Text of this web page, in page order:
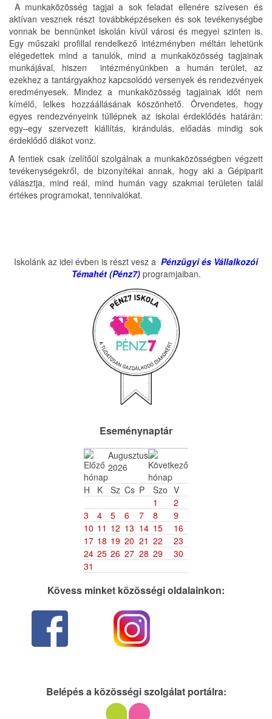
A munkaközösség tagjai a sok feladat ellenére szívesen és
aktívan vesznek részt továbbképzéseken és sok tevékenységbe
vonnak be bennünket iskolán kívül városi és megyei szinten is.
Egy műszaki profillal rendelkező intézményben méltán lehetünk
elégedettek mind a tanulók, mind a munkaközösség tagjainak
munkájával, hiszen intézményünkben a humán terület, az
ezekhez a tantárgyakhoz kapcsolódó versenyek és rendezvények
eredményesek. Mindez a munkaközösség tagjainak időt nem
kímélő, lelkes hozzáállásának köszönhető. Örvendetes, hogy
egyes rendezvényeink túllépnek az iskolai érdeklődés határán:
egy–egy szervezett kiállítás, kirándulás, előadás mindig sok
érdeklődő diákot vonz.
A fentiek csak ízelítőül szolgálnak a munkaközösségben végzett
tevékenységekről, de bizonyítékai annak, hogy aki a Gépiparit
választja, mind reál, mind humán vagy szakmai területen talál
értékes programokat, tennivalókat.
Iskolánk az idei évben is részt vesz a Pénzügyi és Vállalkozói
Témahét (Pénz7)programjaiban.
Eseménynaptár
Augusztus
2026
H
K Sz Cs P Szo V
1
2
3
4 5 6 7 8
9
10 11 12 13 14 15
16
17 18 19 20 21 22
23
24 25 26 27 28 29
30
31
Kövess minket közösségi oldalainkon:
Belépés a közösségi szolgálat portálra: